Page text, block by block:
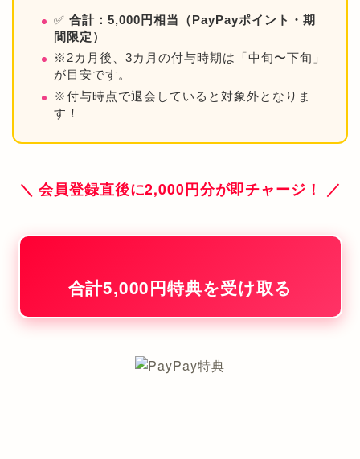
✅ 合計：5,000円相当（PayPayポイント・期
間限定）
※2カ月後、3カ月の付与時期は「中旬〜下旬」
が目安です。
※付与時点で退会していると対象外となりま
す！
＼ 会員登録直後に2,000円分が即チャージ！ ／
合計5,000円特典を受け取る